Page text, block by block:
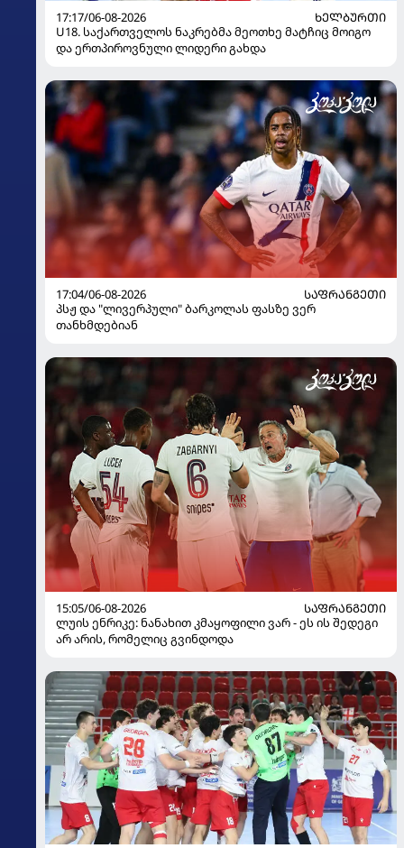
17:17/06-08-2026
ᲮᲔᲚᲑᲣᲠᲗᲘ
U18. საქართველოს ნაკრებმა მეოთხე მატჩიც მოიგო
და ერთპიროვნული ლიდერი გახდა
17:04/06-08-2026
ᲡᲐᲤᲠᲐᲜᲒᲔᲗᲘ
პსჟ და "ლივერპული" ბარკოლას ფასზე ვერ
თანხმდებიან
15:05/06-08-2026
ᲡᲐᲤᲠᲐᲜᲒᲔᲗᲘ
ლუის ენრიკე: ნანახით კმაყოფილი ვარ - ეს ის შედეგი
არ არის, რომელიც გვინდოდა